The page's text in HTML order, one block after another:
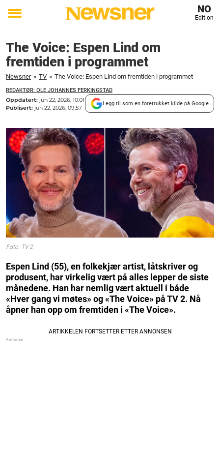
Toggle
NO
Edition
The Voice: Espen Lind om
fremtiden i programmet
Newsner » TV » The Voice: Espen Lind om fremtiden i programmet
REDAKTØR: OLE JOHANNES FERKINGSTAD
Oppdatert: jun 22, 2026, 10:01
Publisert: jun 22, 2026, 09:57
Legg til som en foretrukket kilde på Google
Foto: TV 2
Espen Lind (55), en folkekjær artist, låtskriver og
produsent, har virkelig vært på alles lepper de siste
månedene. Han har nemlig vært aktuell i både
«Hver gang vi møtes» og «The Voice» på TV 2. Nå
åpner han opp om fremtiden i «The Voice».